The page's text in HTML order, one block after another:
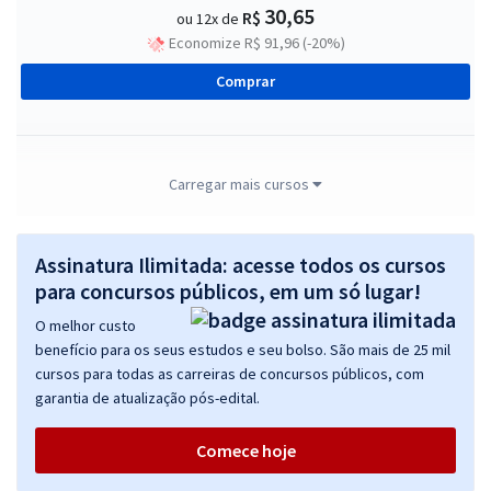
ou 12x de R$ 30,65
Economize R$ 91,96 (-20%)
Comprar
MP TO - Ministério Público do Estado do Tocantins - Conhecimentos
R$ 271,84à vista
ou 12x de R$22,65
Economize R$ 67,96 (-20%)
Comprar
MP TO - Ministério Público do Estado do Tocantins - Motorista
Profissional (Pré-edital)
Carregar mais cursos
Assinatura Ilimitada: acesse todos os cursos
para concursos públicos, em um só lugar!
O melhor custo
benefício para os seus estudos e seu bolso. São mais de 25 mil
cursos para todas as carreiras de concursos públicos, com
garantia de atualização pós-edital.
Comece hoje